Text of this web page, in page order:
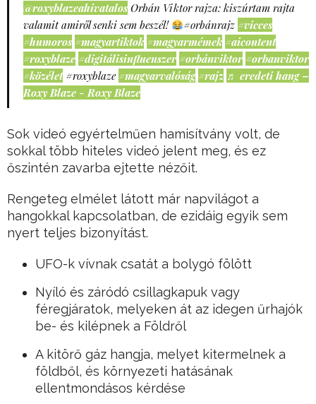
@roxyblazeahivatalos Orbán Viktor rajza: kiszúrtam rajta
valamit amiről senki sem beszél!
#orbánrajz #vicces
#humoros #magyartiktok #magyarmémek #aicontent
#roxyblaze #digitálisinfluenszer #orbánviktor #orbanviktor
#közélet #roxyblaze #magyarvalóság #rajz ♬ eredeti hang –
Roxy Blaze - Roxy Blaze
Sok videó egyértelműen hamisítvány volt, de
sokkal több hiteles videó jelent meg, és ez
őszintén zavarba ejtette nézőit.
Rengeteg elmélet látott már napvilágot a
hangokkal kapcsolatban, de ezidáig egyik sem
nyert teljes bizonyítást.
UFO-k vívnak csatát a bolygó fölött
Nyíló és záródó csillagkapuk vagy
féregjáratok, melyeken át az idegen űrhajók
be- és kilépnek a Földről
A kitörő gáz hangja, melyet kitermelnek a
földből, és környezeti hatásának
ellentmondásos kérdése